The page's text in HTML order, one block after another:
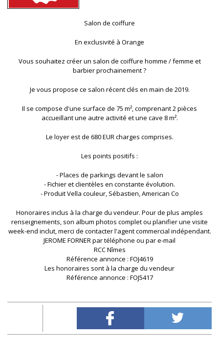
Salon de coiffure
En exclusivité à Orange
Vous souhaitez créer un salon de coiffure homme / femme et
barbier prochainement ?
Je vous propose ce salon récent clés en main de 2019.
Il se compose d'une surface de 75 m², comprenant 2 pièces
accueillant une autre activité et une cave 8 m².
Le loyer est de 680 EUR charges comprises.
Les points positifs :
- Places de parkings devant le salon
- Fichier et clientèles en constante évolution.
- Produit Vella couleur, Sébastien, American Co
Honoraires inclus à la charge du vendeur. Pour de plus amples
renseignements, son album photos complet ou planifier une visite
week-end inclut, merci de contacter l'agent commercial indépendant.
JEROME FORNER par téléphone ou par e-mail
RCC Nîmes
Référence annonce : FOJ4619
Les honoraires sont à la charge du vendeur
Référence annonce : FOJ5417